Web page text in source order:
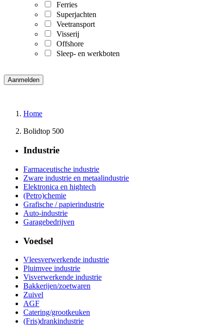
Ferries
Superjachten
Veetransport
Visserij
Offshore
Sleep- en werkboten
Home
Bolidtop 500
Industrie
Farmaceutische industrie
Zware industrie en metaalindustrie
Elektronica en hightech
(Petro)chemie
Grafische / papierindustrie
Auto-industrie
Garagebedrijven
Voedsel
Vleesverwerkende industrie
Pluimvee industrie
Visverwerkende industrie
Bakkerijen/zoetwaren
Zuivel
AGF
Catering/grootkeuken
(Fris)drankindustrie